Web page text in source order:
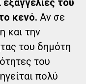
του
κενό. Αν σε
και την
του δημότη
του
πολύ